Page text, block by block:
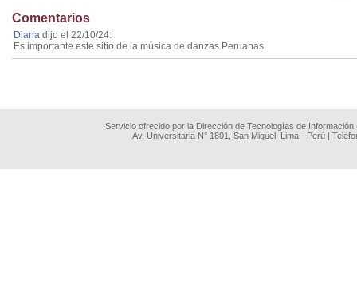
Comentarios
Diana dijo el 22/10/24:
Es importante este sitio de la música de danzas Peruanas
Servicio ofrecido por la Dirección de Tecnologías de
Av. Universitaria N° 1801, San Miguel, Lima - Perú |